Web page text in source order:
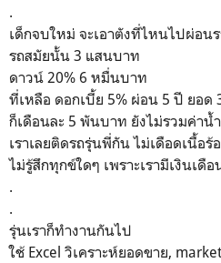
.
เด็กจบใหม่ จะเอาตังที่ไหนไปผ่อน
รถสมัยนั้น 3 แสนบาท
ดาวน์ 20% 6 หมื่นบาท
ที่เหลือ ดอกเบี้ย 5% ผ่อน 5 ปี ยอด
ก็เดือนละ 5 พันบาท ยังไม่รวมค่าน้
เราเลยติดรถรุ่นพี่กัน ไม่เดือดเนื้อร้
ไม่รู้สึกทุกข์ใดๆ เพราะเรามีเงินเดื
.
.
รุ่นเราก็ทำงานกันไป
ใช้ Excel วิเคราะห์ยอดขาย,